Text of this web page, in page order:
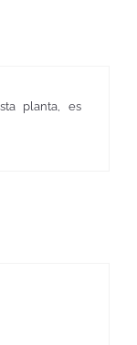
planta, es